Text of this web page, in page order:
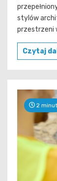
stylów
przestrzeni
Czytaj
2 minut